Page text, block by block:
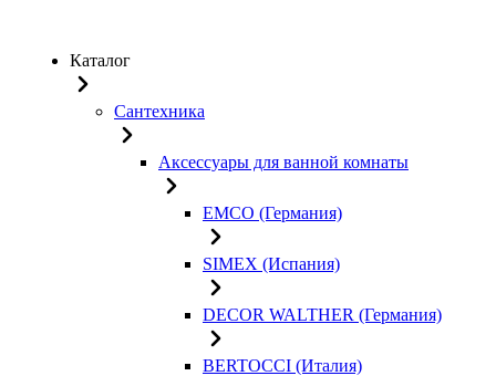
Каталог
Сантехника
Аксессуары для ванной комнаты
EMCO (Германия)
SIMEX (Испания)
DECOR WALTHER (Германия)
BERTOCCI (Италия)